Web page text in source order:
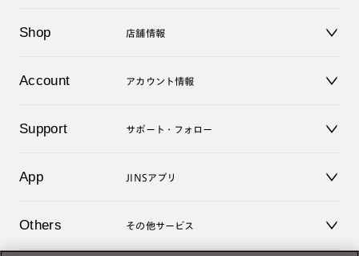
サングラス
コンタクトレンズ
アクセサリー
Shop 店舗情報
オンラインショップ
Account アカウント情報
ログアウト
Support サポート・フォロー
よくあるご質問
お問い合せ
App JINSアプリ
Others その他サービス